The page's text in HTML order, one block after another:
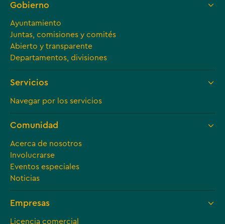
Gobierno
Ayuntamiento
Juntas, comisiones y comités
Abierto y transparente
Departamentos, divisiones
Servicios
Navegar por los servicios
Comunidad
Acerca de nosotros
Involucrarse
Eventos especiales
Noticias
Empresas
Licencia comercial